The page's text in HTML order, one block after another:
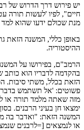
יש פירוש דרך הדרוש של
חיים", לפיו 'לעשות תורה
מנת שכולם ידעו שהוא למד
באופן כללי, המשנה הזאת
ההיסטוריה.
הרמב"ם, בפירושו על
בהקדמה לדבריו הוא
הזאת בכלל, משתי סיבות.
פשוטים: 'אל תשתמש
מזה שאתה מלמד תורה או
ימצאו חן בעיני הרבנים.
המשנה הזאת: "ואדבר בה
או לנמצאים [=לרבנים